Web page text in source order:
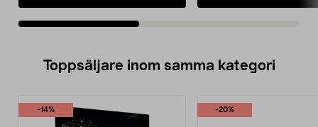
Toppsäljare inom samma kategori
-14% -20%